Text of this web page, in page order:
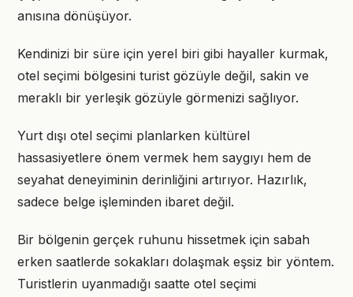
anısına dönüşüyor.
Kendinizi bir süre için yerel biri gibi hayaller kurmak,
otel seçimi bölgesini turist gözüyle değil, sakin ve
meraklı bir yerleşik gözüyle görmenizi sağlıyor.
Yurt dışı otel seçimi planlarken kültürel
hassasiyetlere önem vermek hem saygıyı hem de
seyahat deneyiminin derinliğini artırıyor. Hazırlık,
sadece belge işleminden ibaret değil.
Bir bölgenin gerçek ruhunu hissetmek için sabah
erken saatlerde sokakları dolaşmak eşsiz bir yöntem.
Turistlerin uyanmadığı saatte otel seçimi